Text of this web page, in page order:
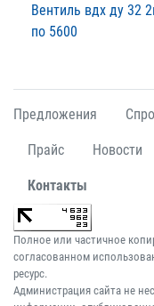
Вентиль вдх ду 32
по 5600
Предложения
Прайс Новости
Контакты
Полное или частичное
согласованном
ресурс.
Администрация сайта не